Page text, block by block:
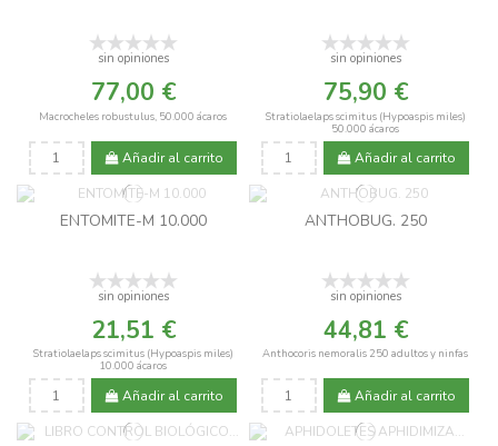
sin opiniones
77,00 €
Macrocheles robustulus, 50.000 ácaros
Añadir al carrito
sin opiniones
75,90 €
Stratiolaelaps scimitus (Hypoaspis miles)
50.000 ácaros
Añadir al carrito
ENTOMITE-M 10.000
sin opiniones
21,51 €
Stratiolaelaps scimitus (Hypoaspis miles)
10.000 ácaros
Añadir al carrito
ANTHOBUG. 250
sin opiniones
44,81 €
Anthocoris nemoralis 250 adultos y ninfas
Añadir al carrito